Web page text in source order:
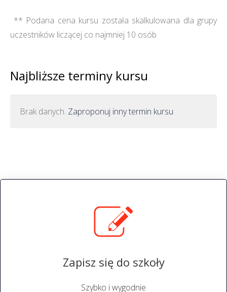
** Podana cena kursu została skalkulowana dla grupy
uczestników liczącej co najmniej 10 osób
Najbliższe terminy kursu
Brak danych. Zaproponuj inny termin kursu
Zapisz się do szkoły
Szybko i wygodnie